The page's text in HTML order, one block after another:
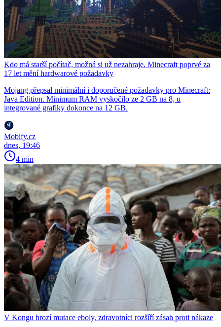
Kdo má starší počítač, možná si už nezahraje. Minecraft poprvé za
17 let mění hardwarové požadavky
Mojang přepsal minimální i doporučené požadavky pro Minecraft:
Java Edition. Minimum RAM vyskočilo ze 2 GB na 8, u
integrované grafiky dokonce na 12 GB.
Mobify.cz
dnes, 19:46
4 min
V Kongu hrozí mutace eboly, zdravotníci rozšíří zásah proti nákaze